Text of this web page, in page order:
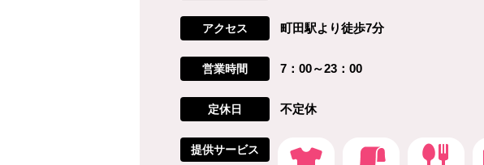
アクセス 町田駅より徒歩7分
営業時間 7：00～23：00
定休日 不定休
提供サービス